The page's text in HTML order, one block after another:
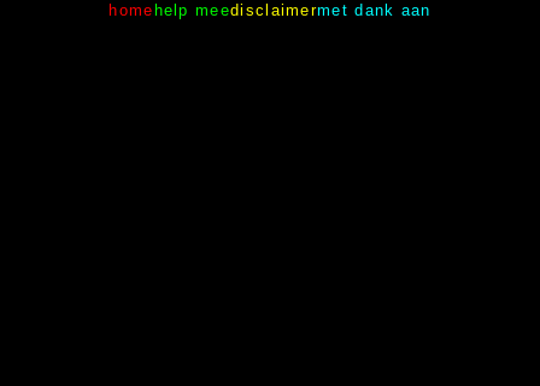
home help meedisclaimermet dank aan